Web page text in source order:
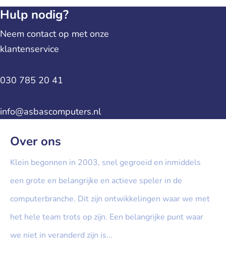
Hulp nodig?
Neem contact op met onze
klantenservice
030 785 20 41
info@asbascomputers.nl
Over ons
Klein begonnen in 2003, snel gegroeid en inmiddels
een grote en belangrijke en actieve speler in de
computerbranche. Dit zijn ontwikkelingen waar we met
het hele team trots op zijn. Een belangrijke punt waar
we niet in veranderd zijn is...